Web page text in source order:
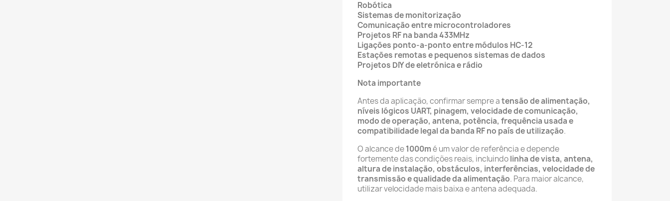
Robótica
Sistemas de monitorização
Comunicação entre microcontroladores
Projetos RF na banda 433MHz
Ligações ponto-a-ponto entre módulos HC-12
Estações remotas e pequenos sistemas de dados
Projetos DIY de eletrónica e rádio
Nota importante
Antes da aplicação, confirmar sempre atensão de alimentação,
níveis lógicos UART, pinagem, velocidade de comunicação,
modo de operação, antena, potência, frequência usada e
compatibilidade legal da banda RF no país de utilização.
O alcance de1000mé um valor de referência e depende
fortemente das condições reais, incluindolinha de vista, antena,
altura de instalação, obstáculos, interferências, velocidade de
transmissão e qualidade da alimentação. Para maior alcance,
utilizar velocidade mais baixa e antena adequada.